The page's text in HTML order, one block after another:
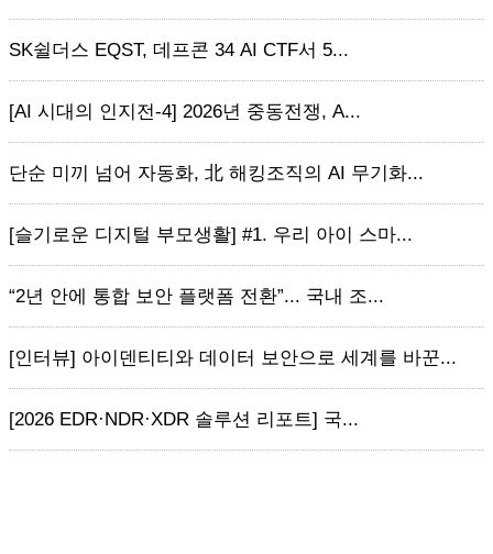
SK쉴더스 EQST, 데프콘 34 AI CTF서 5...
[AI 시대의 인지전-4] 2026년 중동전쟁, A...
단순 미끼 넘어 자동화, 北 해킹조직의 AI 무기화...
[슬기로운 디지털 부모생활] #1. 우리 아이 스마...
“2년 안에 통합 보안 플랫폼 전환”... 국내 조...
[인터뷰] 아이덴티티와 데이터 보안으로 세계를 바꾼...
[2026 EDR·NDR·XDR 솔루션 리포트] 국...